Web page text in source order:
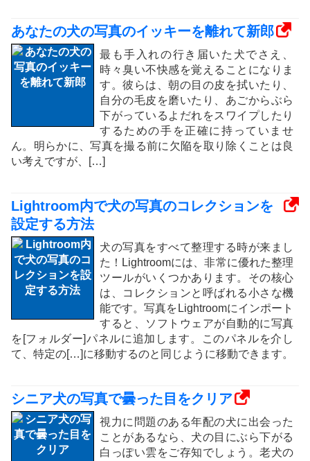
あなたの犬の写真のイッキーを離れて新郎
最も手入れの行き届いた犬でさえ、
時々臭い不快感を覚えることになりま
す。彼らは、朝の目の皮を拭いたり、
自分の毛皮を磨いたり、あごからぶら
下がっているよだれをスワイプしたり
するための手を正確に持っていませ
ん。明らかに、写真を撮る前に欠陥を取り除くことは良
い考えですが、[…]
Lightroom内で犬の写真のコレクションを
設定する方法
犬の写真をすべて整理する時が来まし
た！Lightroomには、非常に優れた整理
ツールがいくつかあります。その核心
は、コレクションと呼ばれる小さな機
能です。写真をLightroomにインポート
すると、ソフトウェアが自動的に写真
を[フォルダー]パネルに追加します。このパネルを介し
て、特定の[…]に移動するのと同じように移動できます。
シニア犬の写真で曇った目をクリア
視力に問題のある年配の犬に出会った
ことがあるなら、犬の目にぶら下がる
白っぽい雲をご存知でしょう。老犬の